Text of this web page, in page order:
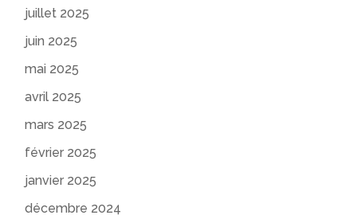
juillet 2025
juin 2025
mai 2025
avril 2025
mars 2025
février 2025
janvier 2025
décembre 2024